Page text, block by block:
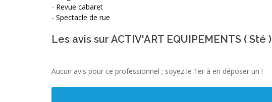
- Revue cabaret
- Spectacle de rue
Les avis sur ACTIV'ART EQUIPEMENTS ( Sté )
Aucun avis pour ce professionnel ; soyez le 1er à en déposer un !